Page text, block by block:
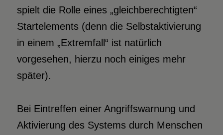
spielt die Rolle eines „gleichberechtigten“
Startelements (denn die Selbstaktivierung
in einem „Extremfall“ ist natürlich
vorgesehen, hierzu noch einiges mehr
später).
Bei Eintreffen einer Angriffswarnung und
Aktivierung des Systems durch Menschen